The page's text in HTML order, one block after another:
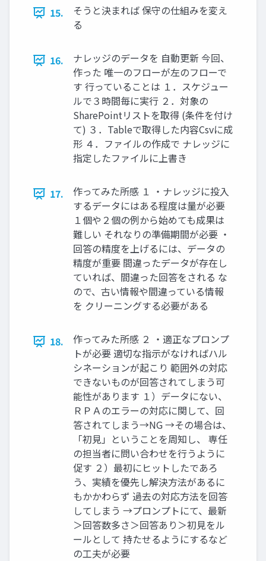
15.
そうと決まれば 保守の仕組みを変え
る
16.
ナレッジのデータを 自動更新 今回、
作った 唯一のフローが左のフローで
す 行っていることは １．スケジュー
ルで３時間毎に実行 ２．対象の
SharePointリストを取得 (条件を付け
て) ３．Tableで取得した内容Csvに成
形 ４．ファイルの作成で ナレッジに
指定したファイルに上書き
17.
作ってみた所感 １ ・ナレッジに投入
するデータにはある程度は量が必要
１個や２個の例から始めても成果は
難しい それなりの準備期間が必要 ・
回答の精度を上げるには、データの
精度が重要 間違ったデータが存在し
ていれば、間違った回答をされる な
ので、古い情報や間違っている情報
を クリーニングする必要がある
18.
作ってみた所感 ２ ・適正なプロンプ
トが必要 適切な指示がなければハル
シネーションが起こり 範囲外の対応
できないものが回答されてしまう可
能性があります １）データにない、
ＲＰＡのエラーの対応に関して、回
答されてしまう→NG →その場合は、
「初見」ということを周知し、 専任
の担当者に問い合わせを行うように
促す ２）最初にヒットしたであろ
う、実績を優先し解決方法があるに
もかかわらず 過去の対応方法を回答
してしまう →プロンプトにて、最新
＞回答数多さ＞回答あり＞初見をル
ールとして 持たせるようにするなど
の工夫が必要